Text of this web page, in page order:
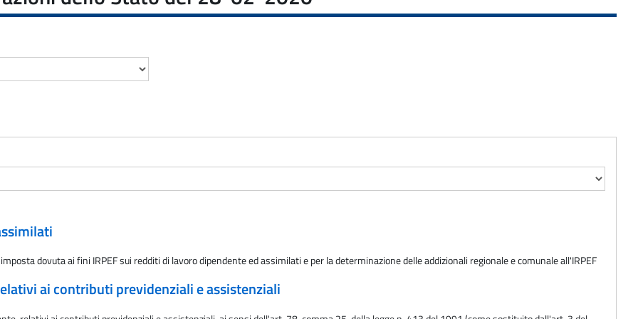
dovuta ai fini IRPEF sui redditi di lavoro dipendente ed assimilati e per la determinazione delle addizionali regionale e comunale all'IRPEF
ai contributi previdenziali e assistenziali